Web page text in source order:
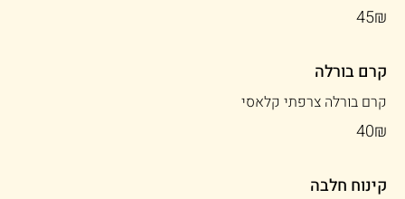
‏45 ‏₪
קרם בורלה
קרם בורלה צרפתי קלאסי
‏40 ‏₪
קינוח חלבה